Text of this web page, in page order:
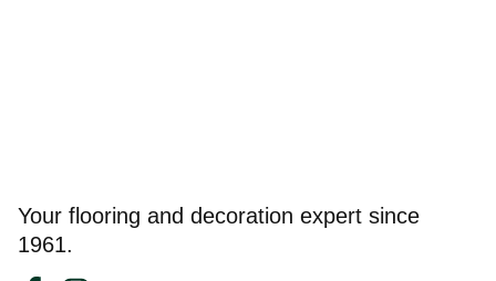
Your flooring and decoration expert since
1961.